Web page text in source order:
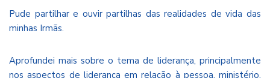
Pude partilhar e ouvir partilhas das realidades de vida das
minhas Irmãs.
Aprofundei mais sobre o tema de liderança, principalmente
nos aspectos de liderança em relação à pessoa, ministério,